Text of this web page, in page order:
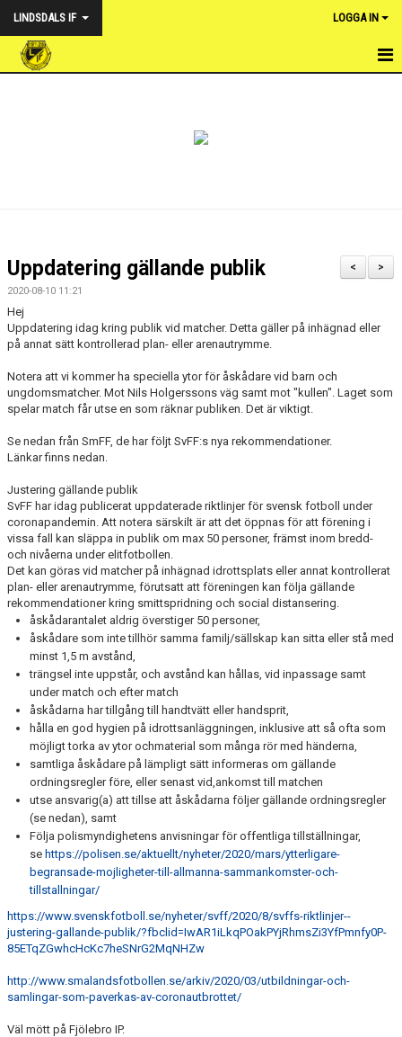
LINDSDALS IF LOGGA IN
DOKUMENT & POLICY
WEBSHOP LINDSDALS IF
BOKA KLUBBLOKALEN
ICA & YOUR SOURCE
>
<
Uppdatering gällande publik
2020-08-10 11:21
Hej
Uppdatering idag kring publik vid matcher. Detta gäller på inhägnad eller
på annat sätt kontrollerad plan- eller arenautrymme.
Notera att vi kommer ha speciella ytor för åskådare vid barn och
ungdomsmatcher. Mot Nils Holgerssons väg samt mot "kullen". Laget som
spelar match får utse en som räknar publiken. Det är viktigt.
Se nedan från SmFF, de har följt SvFF:s nya rekommendationer.
Länkar finns nedan.
Justering gällande publik
SvFF har idag publicerat uppdaterade riktlinjer för svensk fotboll under
coronapandemin. Att notera särskilt är att det öppnas för att förening i
vissa fall kan släppa in publik om max 50 personer, främst inom bredd-
och nivåerna under elitfotbollen.
Det kan göras vid matcher på inhägnad idrottsplats eller annat kontrollerat
plan- eller arenautrymme, förutsatt att föreningen kan följa gällande
rekommendationer kring smittspridning och social distansering.
åskådarantalet aldrig överstiger 50 personer,
åskådare som inte tillhör samma familj/sällskap kan sitta eller stå med
minst 1,5 m avstånd,
trängsel inte uppstår, och avstånd kan hållas, vid inpassage samt
under match och efter match
åskådarna har tillgång till handtvätt eller handsprit,
hålla en god hygien på idrottsanläggningen, inklusive att så ofta som
möjligt torka av ytor ochmaterial som många rör med händerna,
samtliga åskådare på lämpligt sätt informeras om gällande
ordningsregler före, eller senast vid,ankomst till matchen
utse ansvarig(a) att tillse att åskådarna följer gällande ordningsregler
(se nedan), samt
Följa polismyndighetens anvisningar för offentliga tillställningar,
se https://polisen.se/aktuellt/nyheter/2020/mars/ytterligare-
begransade-mojligheter-till-allmanna-sammankomster-och-
tillstallningar/
https://www.svenskfotboll.se/nyheter/svff/2020/8/svffs-riktlinjer--
justering-gallande-publik/?fbclid=IwAR1iLkqPOakPYjRhmsZi3YfPmnfy0P-
85ETqZGwhcHcKc7heSNrG2MqNHZw
http://www.smalandsfotbollen.se/arkiv/2020/03/utbildningar-och-
samlingar-som-paverkas-av-coronautbrottet/
Väl mött på Fjölebro IP.